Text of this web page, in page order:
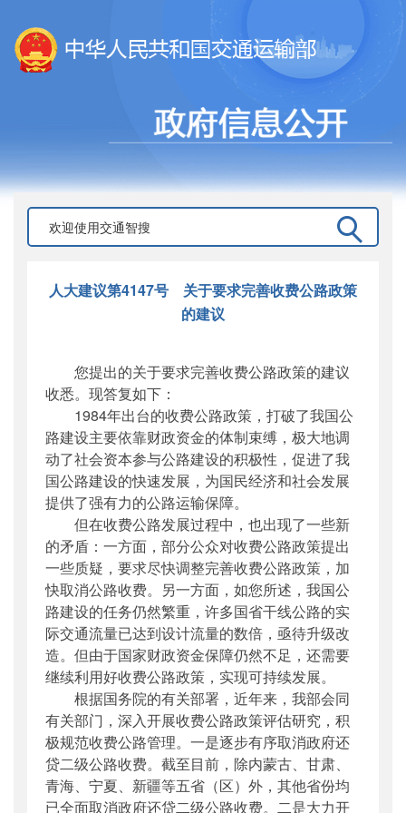
人大建议第4147号 关于要求完善收费公路政策
的建议
您提出的关于要求完善收费公路政策的建议
收悉。现答复如下：
1984年出台的收费公路政策，打破了我国公
路建设主要依靠财政资金的体制束缚，极大地调
动了社会资本参与公路建设的积极性，促进了我
国公路建设的快速发展，为国民经济和社会发展
提供了强有力的公路运输保障。
但在收费公路发展过程中，也出现了一些新
的矛盾：一方面，部分公众对收费公路政策提出
一些质疑，要求尽快调整完善收费公路政策，加
快取消公路收费。另一方面，如您所述，我国公
路建设的任务仍然繁重，许多国省干线公路的实
际交通流量已达到设计流量的数倍，亟待升级改
造。但由于国家财政资金保障仍然不足，还需要
继续利用好收费公路政策，实现可持续发展。
根据国务院的有关部署，近年来，我部会同
有关部门，深入开展收费公路政策评估研究，积
极规范收费公路管理。一是逐步有序取消政府还
贷二级公路收费。截至目前，除内蒙古、甘肃、
青海、宁夏、新疆等五省（区）外，其他省份均
已全面取消政府还贷二级公路收费。二是大力开